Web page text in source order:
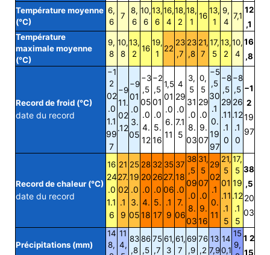
Température moyenne
(°C)
6,
6
7
8,
6
10,
6
13,
6
16,
4
18,
2
18,
1
16
13,
1
9,
4
7,1
12
,1
Température
maximale moyenne
(°C)
9,
8
10,
8
13,
2
16
19,
1
22
23
,7
23
,8
21,
7
17,
5
13,
2
10,
4
16
,8
Record de froid (°C)
date du record
−1
2
02
.0
1.1
99
7
−9
11.
02
.12
−9
01
.0
3.
05
−3
,5
05
.0
4.
12
−2
,5
01
.0
5.
16
1,5
01
.0
6.
11
4
29
.0
7.1
5
3,
5
31
.0
8.
03
0,
5
29
.0
9.
07
−5
,5
30
.1
0.
19
97
−8
,5
29
.11
.1
0
−8
,5
26
.12
.1
0
−1
2
19
97
Record de chaleur (°C)
date du record
16
24
.0
1.1
6
21
27.
02
.1
9
25
19
.0
3.
05
28
20
.0
4.
18
32
26
.0
5.
17
35
27.
06
.1
9
37
18
.0
7.
06
38
,5
09
.0
8.
03
31,
5
07
.0
9.
16
29
02
.1
0.
11
21,
5
01
.11
.1
5
17,
5
19
.12
.1
5
38
,5
20
03
Précipitations (mm)
14
8,
11
4,
83
,8
86
,5
75
,7
61,
3
61,
7
69
,9
76
,2
13
7,9
14
0,1
15
9,
1 2
15